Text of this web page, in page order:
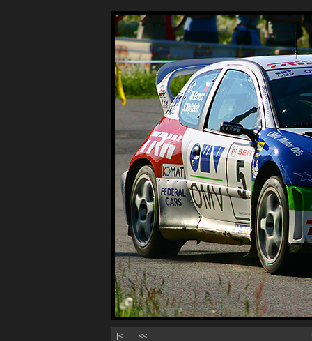
|< <<